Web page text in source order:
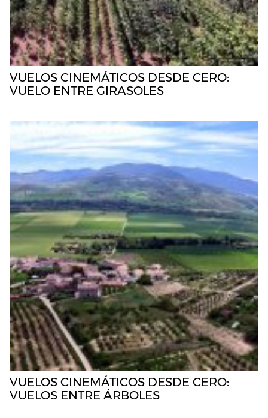
VUELOS CINEMÁTICOS DESDE CERO:
VUELO ENTRE GIRASOLES
VUELOS CINEMÁTICOS DESDE CERO:
VUELOS ENTRE ÁRBOLES